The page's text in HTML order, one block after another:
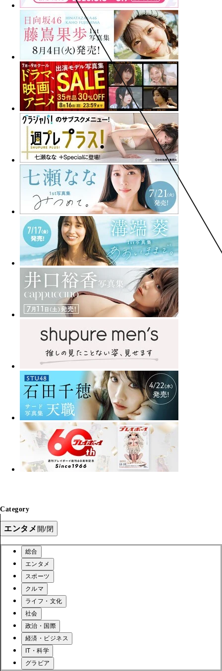
Category
エンタメ 開/閉
総合
エンタメ
スポーツ
クルマ
ライフ・文化
社会
政治・国際
経済・ビジネス
IT・科学
グラビア